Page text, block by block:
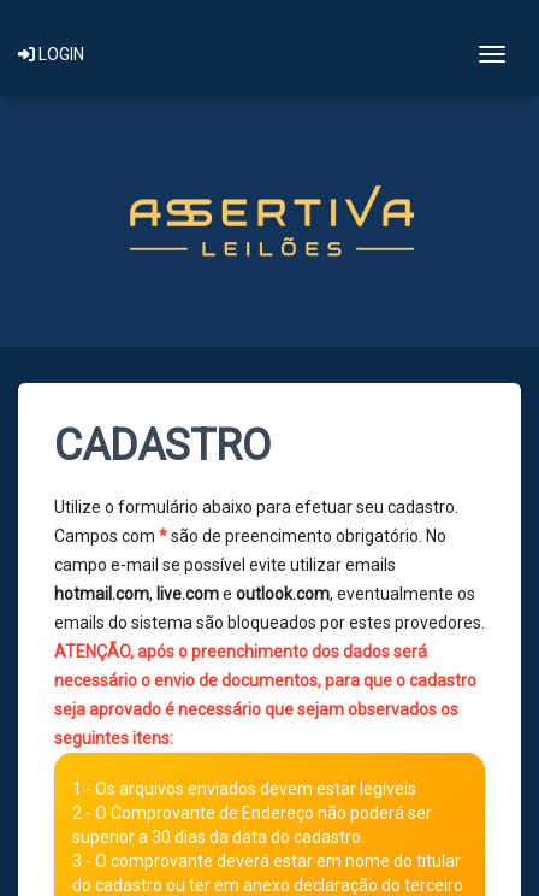
LOGIN
CADASTRO
Utilize o formulário abaixo para efetuar seu cadastro.
Campos com *são de preencimento obrigatório. No
campo e-mail se possível evite utilizar emails
hotmail.com, live.come outlook.com, eventualmente os
emails do sistema são bloqueados por estes provedores.
ATENÇÃO, após o preenchimento dos dados será
necessário o envio de documentos, para que o cadastro
seja aprovado é necessário que sejam observados os
seguintes itens:
1 - Os arquivos enviados devem estar legíveis
2 - O Comprovante de Endereço não poderá ser
superior a 30 dias da data do cadastro.
3 - O comprovante deverá estar em nome do titular
do cadastro ou ter em anexo declaração do terceiro